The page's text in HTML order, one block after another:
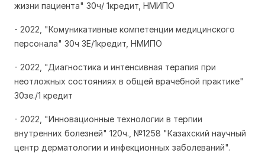
жизни пациента" 30ч/ 1кредит, НМИПО
- 2022, "Комуникативные компетенции медицинского
персонала" 30ч ЗЕ/1кредит, НМИПО
- 2022, "Диагностика и интенсивная терапия при
неотложных состояниях в общей врачебной практике"
30зе./1 кредит
- 2022, "Инновационные технологии в терпии
внутренних болезней" 120ч., №1258 "Казахский научный
центр дерматологии и инфекционных заболеваний".